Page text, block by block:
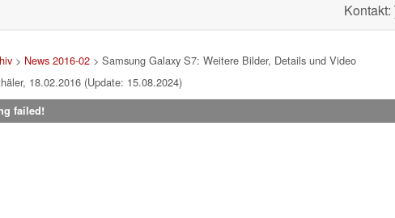
Kontakt:
> News 2016-02 > Samsung Galaxy S7: Weitere Bilder, Details und Video
18.02.2016 (Update: 15.08.2024)
failed!